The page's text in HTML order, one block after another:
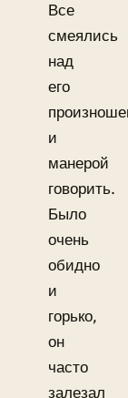
Все
смеялись
над
его
и
манерой
говорить.
Было
очень
обидно
и
горько,
он
часто
залезал